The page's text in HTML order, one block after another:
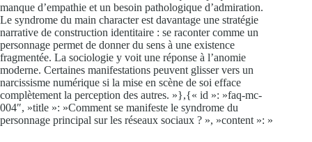
manque d’empathie et un besoin pathologique d’admiration.
Le syndrome du main character est davantage une stratégie
narrative de construction identitaire : se raconter comme un
personnage permet de donner du sens à une existence
fragmentée. La sociologie y voit une réponse à l’anomie
moderne. Certaines manifestations peuvent glisser vers un
narcissisme numérique si la mise en scène de soi efface
complètement la perception des autres. »},{« id »: »faq-mc-
004″, »title »: »Comment se manifeste le syndrome du
personnage principal sur les réseaux sociaux ? », »content »: »